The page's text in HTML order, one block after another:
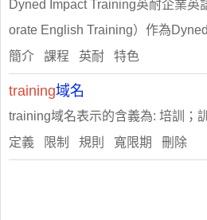
Dyned Impact Training英耐企業英
orate English Training）作為
簡介 課程 英耐 特色
training域名
training域名表示的含義為: 培訓；
定義 限制 規則 寬限期 刪除